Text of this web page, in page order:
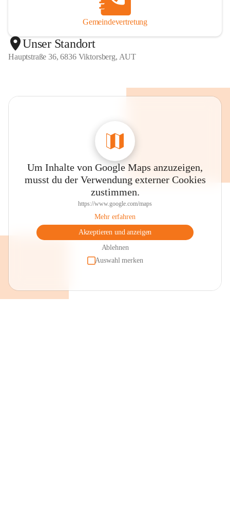
Gemeindevertretung
Unser Standort
Hauptstraße 36, 6836 Viktorsberg, AUT
Um Inhalte von Google Maps anzuzeigen,
musst du der Verwendung externer Cookies
zustimmen.
https://www.google.com/maps
Mehr erfahren
Akzeptieren und anzeigen
Ablehnen
Auswahl merken